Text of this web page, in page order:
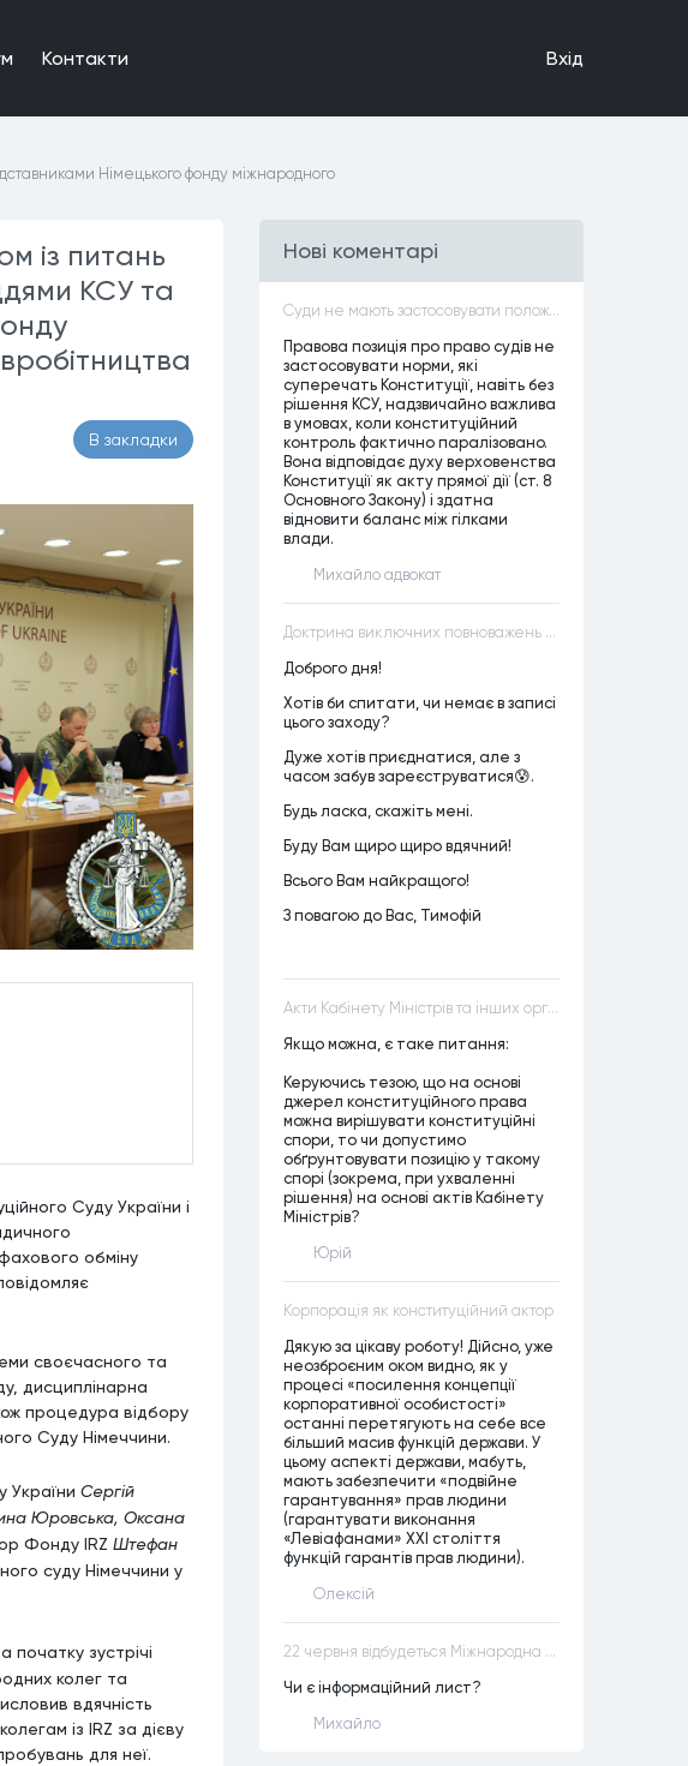
Контакти Вхiд
Німецького фонду міжнародного
із питань
КСУ та
В закладки
Суду України і
обміну
своєчасного та
дисциплінарна
процедура відбору
Суду Німеччини.
України Сергій
Юровська, Оксана
Фонду IRZ Штефан
суду Німеччини у
початку зустрічі
колег та
вдячність
із IRZ за дієву
для неї.
Нові коментарі
Суди не мають застосовувати положення законів, які не відповідають Конституції, незалежно від того, чи визнавалися вони Конституційним Судом України неконституційними, тобто закони, що суперечать Конституції України не можуть застосовуватися навіть у випадках, коли вони є чинними
Правова позиція про право судів не
застосовувати норми, які
суперечать Конституції, навіть без
рішення КСУ, надзвичайно важлива
в умовах, коли конституційний
контроль фактично паралізовано.
Вона відповідає духу верховенства
Конституції як акту прямої дії (ст. 8
Основного Закону) і здатна
відновити баланс між гілками
влади.
Михайло адвокат
Доктрина виключних повноважень VS Доктрина прихованих повноважень
Доброго дня!
Хотів би спитати, чи немає в записі
цього заходу?
Дуже хотів приєднатися, але з
часом забув зареєструватися😰.
Будь ласка, скажіть мені.
Буду Вам щиро щиро вдячний!
Всього Вам найкращого!
З повагою до Вас, Тимофій
Акти Кабінету Міністрів та інших органів державної влади як джерела конституційного права
Якщо можна, є таке питання:
Керуючись тезою, що на основі
джерел конституційного права
можна вирішувати конституційні
спори, то чи допустимо
обґрунтовувати позицію у такому
спорі (зокрема, при ухваленні
рішення) на основі актів Кабінету
Міністрів?
Юрій
Корпорація як конституційний актор
Дякую за цікаву роботу! Дійсно, уже
неозброєним оком видно, як у
процесі «посилення концепції
корпоративної особистості»
останні перетягують на себе все
більший масив функцій держави. У
цьому аспекті держави, мабуть,
мають забезпечити «подвійне
гарантування» прав людини
(гарантувати виконання
«Левіафанами» ХХІ століття
функцій гарантів прав людини).
Олексій
22 червня відбудеться Міжнародна науково-практична конференція “Конституційна демократія в умовах загроз територіальній цілісності та національній безпеці”
Чи є інформаційний лист?
Михайло